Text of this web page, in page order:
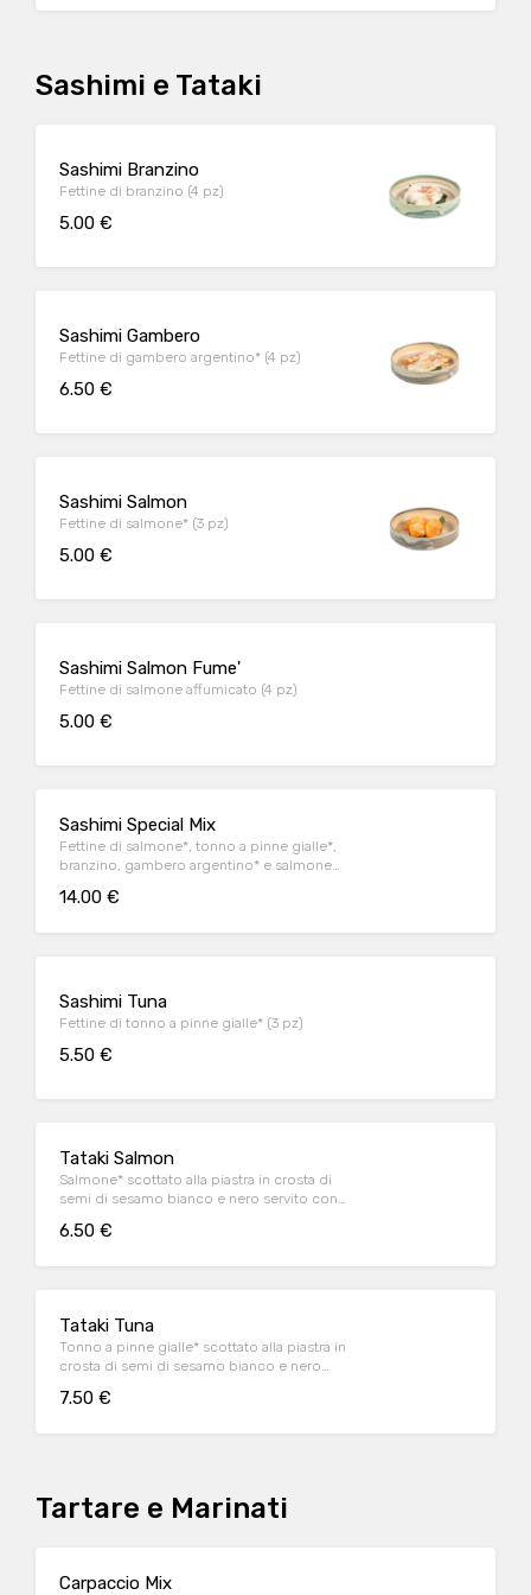
Sashimi e Tataki
Sashimi Branzino
Fettine di branzino (4 pz)
5.00 €
Sashimi Gambero
Fettine di gambero argentino* (4 pz)
6.50 €
Sashimi Salmon
Fettine di salmone* (3 pz)
5.00 €
Sashimi Salmon Fume'
Fettine di salmone affumicato (4 pz)
5.00 €
Sashimi Special Mix
Fettine di salmone*, tonno a pinne gialle*,
branzino, gambero argentino* e salmone
14.00 €
Sashimi Tuna
Fettine di tonno a pinne gialle* (3 pz)
5.50 €
Tataki Salmon
Salmone* scottato alla piastra in crosta di
semi di sesamo bianco e nero servito con
6.50 €
Tataki Tuna
Tonno a pinne gialle* scottato alla piastra in
crosta di semi di sesamo bianco e nero
7.50 €
Tartare e Marinati
Carpaccio Mix